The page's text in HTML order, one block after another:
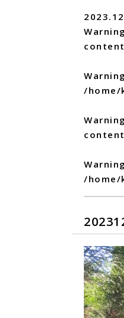
Warning
Warning
/home/
Warning
Warning
/home/